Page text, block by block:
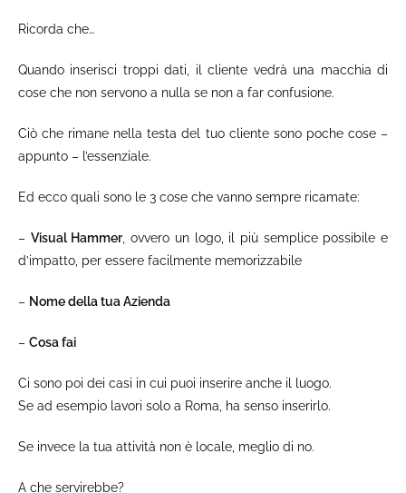
Ricorda che…
Quando inserisci troppi dati, il cliente vedrà una macchia di
cose che non servono a nulla se non a far confusione.
Ciò che rimane nella testa del tuo cliente sono poche cose –
appunto – l’essenziale.
Ed ecco quali sono le 3 cose che vanno sempre ricamate:
– Visual Hammer , ovvero un logo, il più semplice possibile e
d’impatto, per essere facilmente memorizzabile
– Nome della tua Azienda
– Cosa fai
Ci sono poi dei casi in cui puoi inserire anche il luogo.
Se ad esempio lavori solo a Roma, ha senso inserirlo.
Se invece la tua attività non è locale, meglio di no.
A che servirebbe?